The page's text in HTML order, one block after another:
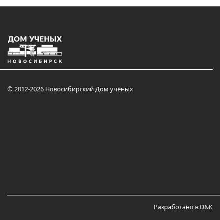
© 2012-2026 Новосибирский Дом учёных
Разработано в D&K